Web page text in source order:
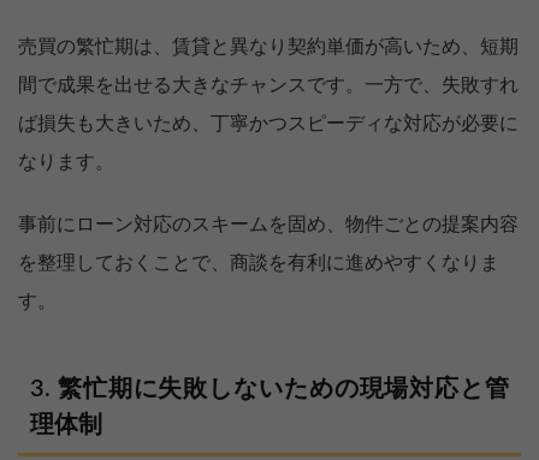
売買の繁忙期は、賃貸と異なり契約単価が高いため、短期
間で成果を出せる大きなチャンスです。一方で、失敗すれ
ば損失も大きいため、丁寧かつスピーディな対応が必要に
なります。
事前にローン対応のスキームを固め、物件ごとの提案内容
を整理しておくことで、商談を有利に進めやすくなりま
す。
繁忙期に失敗しないための現場対応と管
理体制